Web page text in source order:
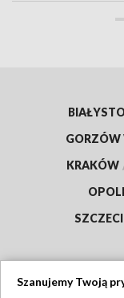
GORZÓW
KRAKÓW
Szanujemy Twoją